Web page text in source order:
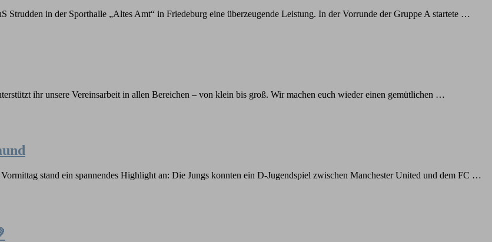
Strudden in der Sporthalle „Altes Amt“ in Friedeburg eine überzeugende Leistung. In der Vorrunde der Gruppe A startete …
ihr unsere Vereinsarbeit in allen Bereichen – von klein bis groß. Wir machen euch wieder einen gemütlichen …
stand ein spannendes Highlight an: Die Jungs konnten ein D-Jugendspiel zwischen Manchester United und dem FC …